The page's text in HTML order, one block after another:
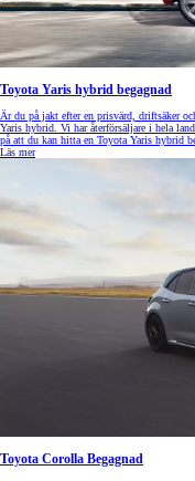
Toyota Yaris hybrid begagnad
Är du på jakt efter en prisvärd, driftsäker
Yaris hybrid. Vi har återförsäljare i hela
på att du kan hitta en Toyota Yaris hybrid
Läs mer
Toyota Corolla Begagnad